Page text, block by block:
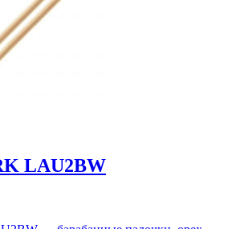
LAU2BW